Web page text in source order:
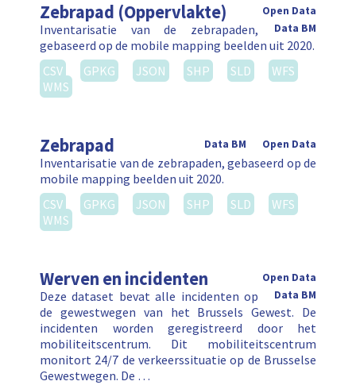
Zebrapad (Oppervlakte)
Open Data
Data BM
Inventarisatie van de zebrapaden,
gebaseerd op de mobile mapping beelden uit 2020.
CSV
GPKG JSON SHP SLD
WFS
WMS
Zebrapad Open Data
Data BM
Inventarisatie van de zebrapaden, gebaseerd op de
mobile mapping beelden uit 2020.
CSV
GPKG JSON SHP SLD
WFS
WMS
Werven en incidenten
Open Data
Data BM
Deze dataset bevat alle incidenten op
de gewestwegen van het Brussels Gewest. De
incidenten worden geregistreerd door het
mobiliteitscentrum. Dit mobiliteitscentrum
monitort 24/7 de verkeerssituatie op de Brusselse
Gewestwegen. De …